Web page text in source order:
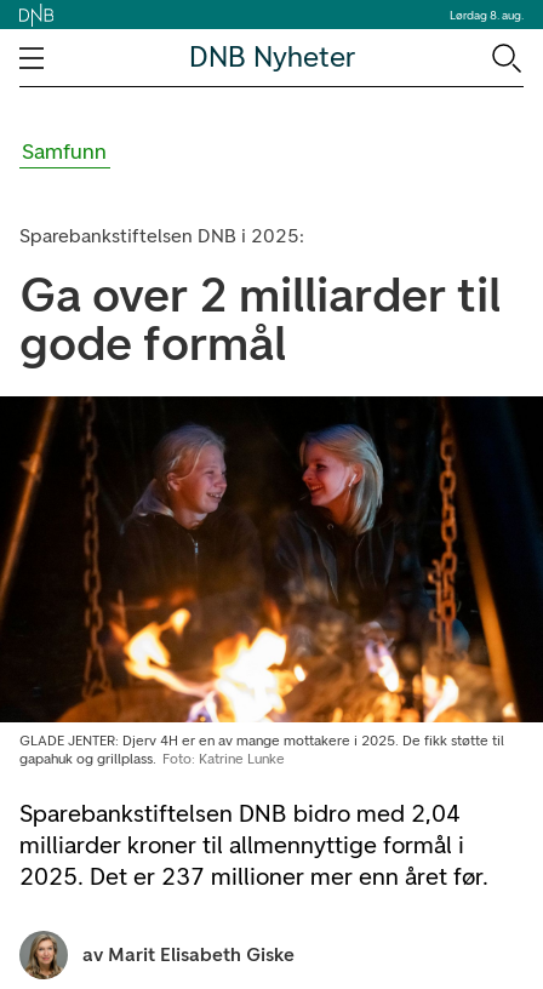
Lørdag 8. aug.
DNB Nyheter
Samfunn
Sparebankstiftelsen DNB i 2025:
Ga over 2 milliarder til
gode formål
Sparebankstiftelsen DNB bidro med 2,04
milliarder kroner til allmennyttige formål i
2025. Det er 237 millioner mer enn året før.
GLADE JENTER: Djerv 4H er en av mange mottakere i 2025. De fikk støtte til
gapahuk og grillplass.
Foto: Katrine Lunke
av Marit Elisabeth Giske